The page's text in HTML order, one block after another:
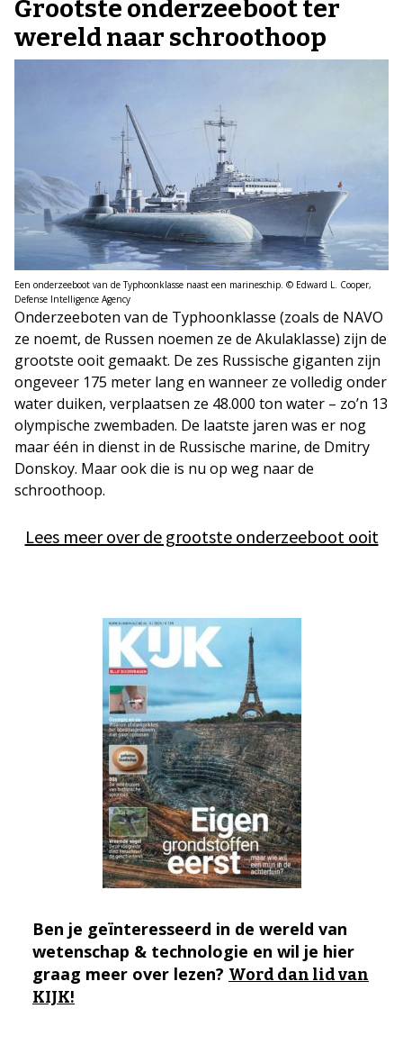
Grootste onderzeeboot ter
wereld naar schroothoop
Een onderzeeboot van de Typhoonklasse naast een marineschip. © Edward L. Cooper,
Defense Intelligence Agency
Onderzeeboten van de Typhoonklasse (zoals de NAVO
ze noemt, de Russen noemen ze de Akulaklasse) zijn de
grootste ooit gemaakt. De zes Russische giganten zijn
ongeveer 175 meter lang en wanneer ze volledig onder
water duiken, verplaatsen ze 48.000 ton water – zo’n 13
olympische zwembaden. De laatste jaren was er nog
maar één in dienst in de Russische marine, de Dmitry
Donskoy. Maar ook die is nu op weg naar de
schroothoop.
Lees meer over de grootste onderzeeboot ooit
Ben je geïnteresseerd in de wereld van
wetenschap & technologie en wil je hier
graag meer over lezen? Word dan lid van
KIJK!